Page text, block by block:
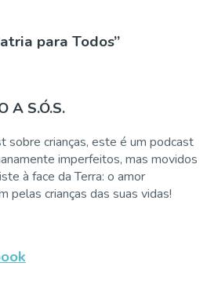
para Todos”
A S.Ó.S.
sobre crianças, este é um podcast
imperfeitos, mas movidos
à face da Terra: o amor
pelas crianças das suas vidas!